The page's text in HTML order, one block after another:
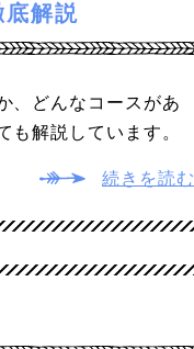
底解説
、どんなコースがあ
解説しています。
続きを読む